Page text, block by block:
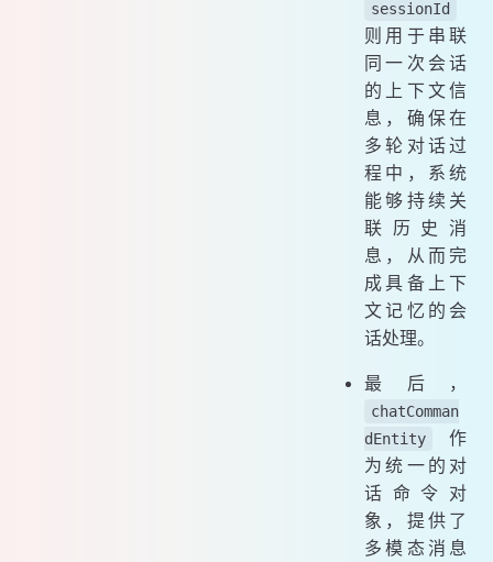
sessionId
则用于串联
同一次会话
的上下文信
息，确保在
多轮对话过
程中，系统
能够持续关
联历史消
息，从而完
成具备上下
文记忆的会
话处理。
最后，
chatComman
dEntity
作
为统一的对
话命令对
象，提供了
多模态消息